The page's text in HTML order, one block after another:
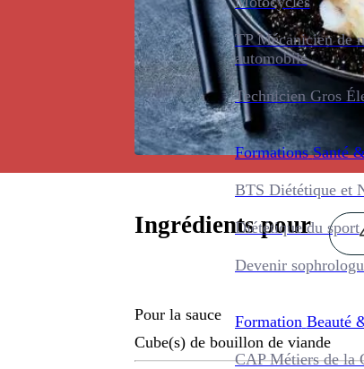
TP Mécanicien de
automobile
Technicien Gros
Formations Santé
BTS Diététique et
Diététique du sport
Devenir
Formation Beauté
CAP Métiers de la
Ingrédients pour
Pour la sauce
Cube(s) de bouillon de viande